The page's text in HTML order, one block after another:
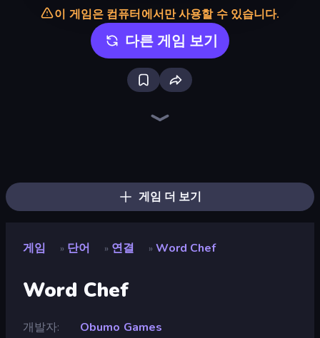
이 게임은 컴퓨터에서만 사용할 수 있습니다.
다른 게임 보기
게임 더 보기
게임 » 단어 » 연결 » Word Chef
Word Chef
개발자
Obumo Games